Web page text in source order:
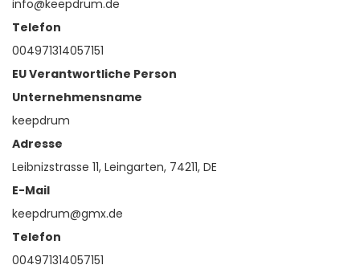
info@keepdrum.de
Telefon
004971314057151
EU Verantwortliche Person
Unternehmensname
keepdrum
Adresse
Leibnizstrasse 11, Leingarten, 74211, DE
E-Mail
keepdrum@gmx.de
Telefon
004971314057151